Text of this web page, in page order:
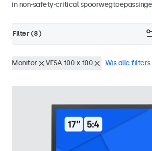
in non-safety-critical
Filter (8)
Monitor VESA 100 x 100 Wis alle filters